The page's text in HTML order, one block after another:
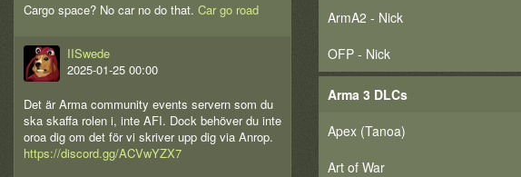
Cargo space? No car no do that. Car go road
IISwede
2025-01-25 00:00
Det är Arma community events servern som du
ska skaffa rolen i, inte AFI. Dock behöver du inte
oroa dig om det för vi skriver upp dig via Anrop.
https://discord.gg/ACVwYZX7
ArmA2 - Nick
OFP - Nick
Arma 3 DLCs
Apex (Tanoa)
Art of War